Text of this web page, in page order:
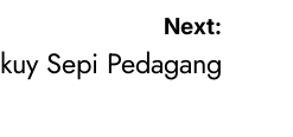
Next:
Sepi Pedagang